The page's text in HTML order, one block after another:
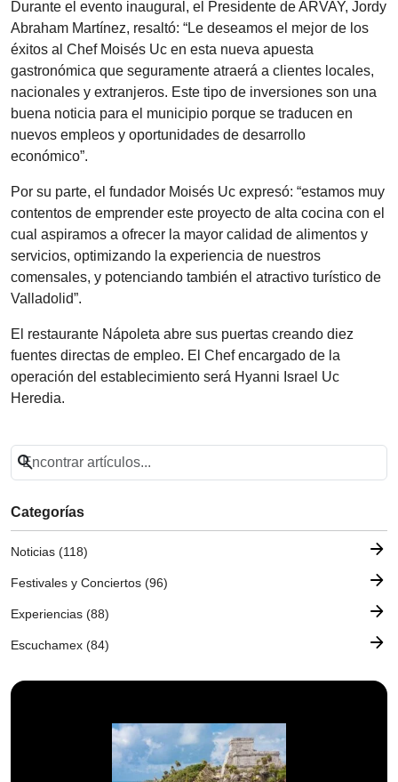
Durante el evento inaugural, el Presidente de ARVAY, Jordy
Abraham Martínez, resaltó: “Le deseamos el mejor de los
éxitos al Chef Moisés Uc en esta nueva apuesta
gastronómica que seguramente atraerá a clientes locales,
nacionales y extranjeros. Este tipo de inversiones son una
buena noticia para el municipio porque se traducen en
nuevos empleos y oportunidades de desarrollo
económico”.
Por su parte, el fundador Moisés Uc expresó: “estamos muy
contentos de emprender este proyecto de alta cocina con el
cual aspiramos a ofrecer la mayor calidad de alimentos y
servicios, optimizando la experiencia de nuestros
comensales, y potenciando también el atractivo turístico de
Valladolid”.
El restaurante Nápoleta abre sus puertas creando diez
fuentes directas de empleo. El Chef encargado de la
operación del establecimiento será Hyanni Israel Uc
Heredia.
search
Categorías
Noticias (118) arrow_forward
Festivales y Conciertos (96) arrow_forward
Experiencias (88) arrow_forward
Escuchamex (84) arrow_forward